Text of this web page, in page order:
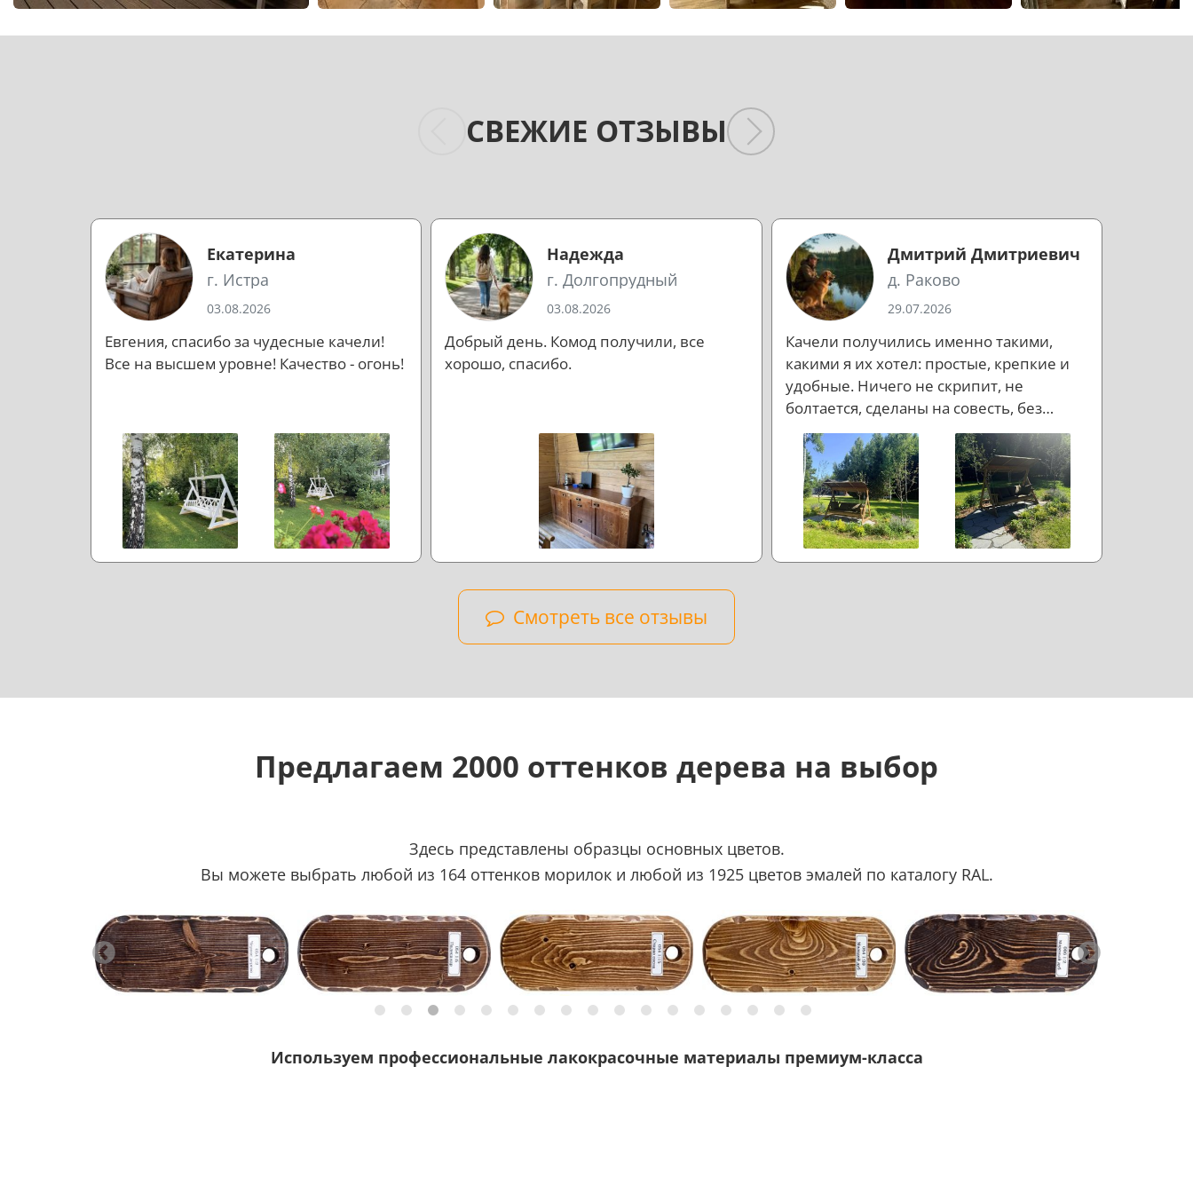
СВЕЖИЕ ОТЗЫВЫ
Екатерина
г. Истра
03.08.2026
Евгения, спасибо за чудесные качели!
Все на высшем уровне! Качество - огонь!
Надежда
г. Долгопрудный
03.08.2026
Добрый день. Комод получили, все
хорошо, спасибо.
Дмитрий Дмитриевич
д. Раково
29.07.2026
Качели получились именно такими,
какими я их хотел: простые, крепкие и
удобные. Ничего не скрипит, не
болтается, сделаны на совесть, без
лишнего пафоса, но с правильным
настроением. Если коротко: доволен.
Смотреть все отзывы
Предлагаем 2000 оттенков дерева на выбор
Здесь представлены образцы основных цветов.
Вы можете выбрать любой из 164 оттенков морилок и любой из 1925 цветов эмалей по каталогу RAL.
Используем профессиональные лакокрасочные материалы премиум-класса